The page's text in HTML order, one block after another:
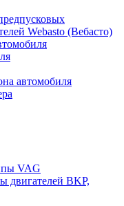
Webasto (Вебасто)
автомобиля
VAG
двигателей BKP,